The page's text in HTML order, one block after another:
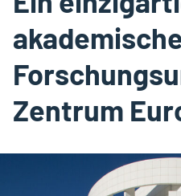
Zentrum